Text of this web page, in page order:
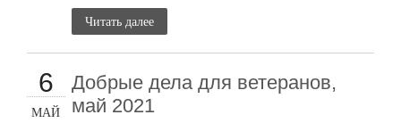
Читать далее
6
МАЙ
Добрые дела для ветеранов,
май 2021